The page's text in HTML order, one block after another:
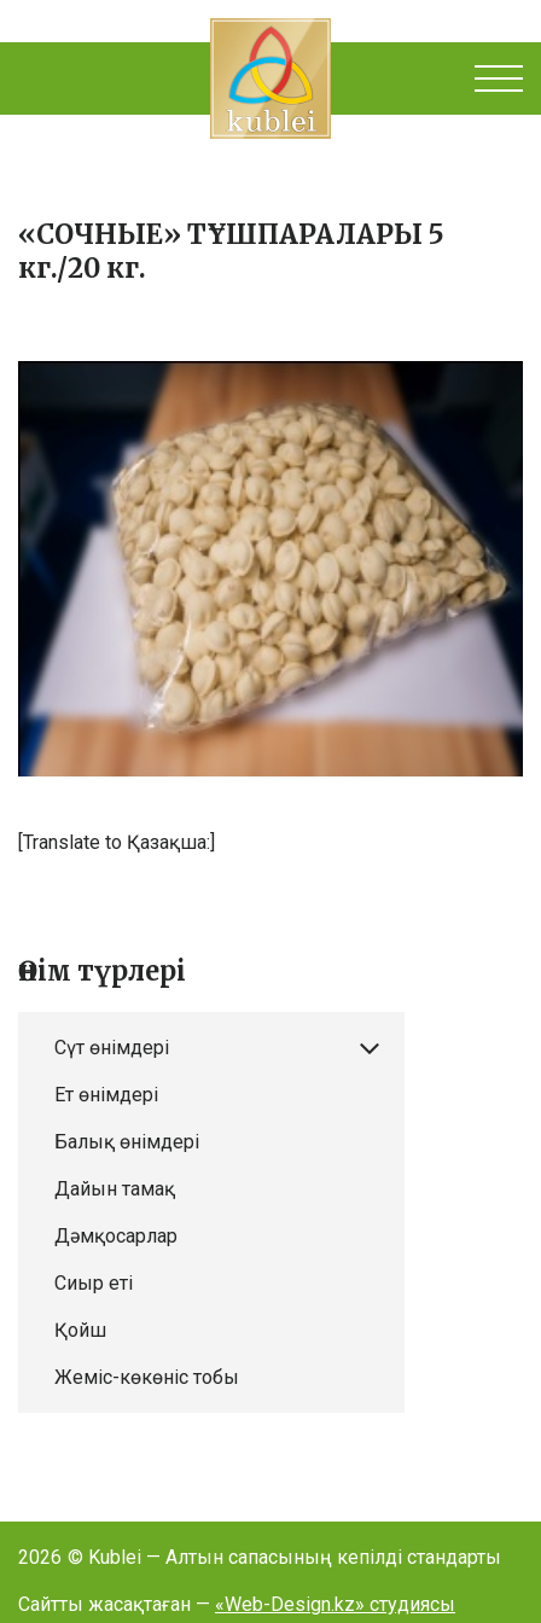
«СОЧНЫЕ» ТҰШПАРАЛАРЫ 5
кг./20 кг.
[Translate to Қазақша:]
Өнім түрлері
Сүт өнімдері
Ет өнімдері
Балық өнімдері
Дайын тамақ
Дәмқосарлар
Сиыр еті
Қойш
Жеміс-көкөніс тобы
2026 © Kublei — Алтын сапасының кепілді стандарты
Сайтты жасақтаған — «Web-Design.kz» студиясы